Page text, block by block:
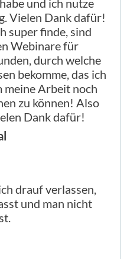
und ich nutze
Vielen Dank dafür!
super finde, sind
Webinare für
durch welche
bekomme, das ich
meine Arbeit noch
zu können! Also
Dank dafür!
drauf verlassen,
und man nicht